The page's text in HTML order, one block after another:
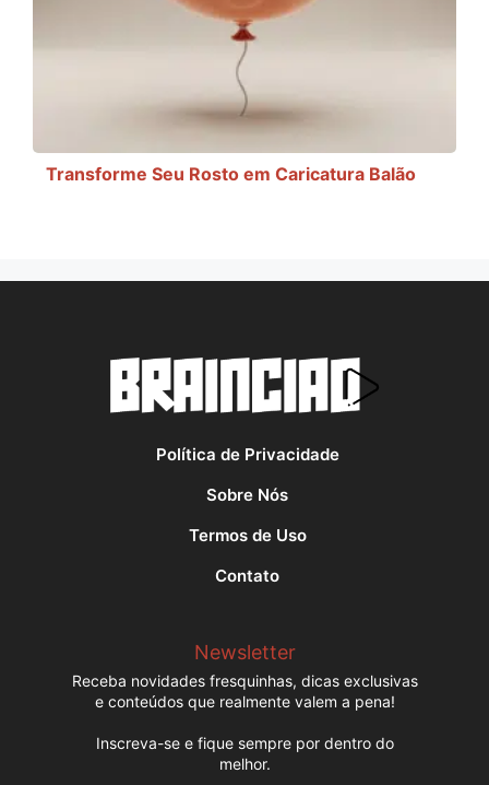
Transforme Seu Rosto em Caricatura Balão
Política de Privacidade
Sobre Nós
Termos de Uso
Contato
Newsletter
Receba novidades fresquinhas, dicas exclusivas
e conteúdos que realmente valem a pena!
Inscreva-se e fique sempre por dentro do
melhor.